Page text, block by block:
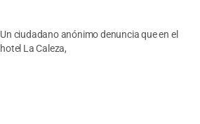
Un ciudadano anónimo denuncia que en el
hotel La Caleza,